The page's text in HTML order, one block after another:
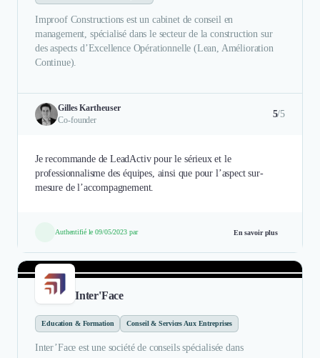
Improof Constructions est un cabinet de conseil en
management, spécialisé dans le secteur de la construction sur
des aspects d’Excellence Opérationnelle (Lean, Amélioration
Continue).
Gilles Kartheuser
Co-founder
5/5
Je recommande de LeadActiv pour le sérieux et le
professionnalisme des équipes, ainsi que pour l’aspect sur-
mesure de l’accompagnement.
Authentifié le 09/05/2023 par En savoir plus
Inter'Face
Education & Formation Conseil & Services Aux Entreprises
Inter’Face est une société de conseils spécialisée dans